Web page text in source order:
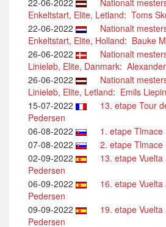
Enkeltstart, Elite, Letland: Toms
22-06-2022
Nationalt
Enkeltstart, Elite, Holland: Bauke
26-06-2022
Nationalt
Linieløb, Elite, Danmark:
26-06-2022
Nationalt
Linieløb, Elite, Letland: Emils
15-07-2022
13. etape Tour
Pedersen
06-08-2022
1. etape Tlmace
07-08-2022
2. etape Tlmace
02-09-2022
13. etape Vuelta
Pedersen
06-09-2022
16. etape Vuelta
Pedersen
09-09-2022
19. etape Vuelta
Pedersen